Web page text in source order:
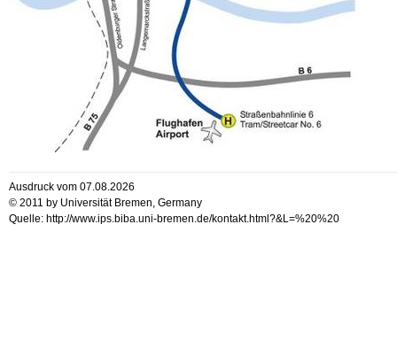
Ausdruck vom 07.08.2026
© 2011 by Universität Bremen, Germany
Quelle: http://www.ips.biba.uni-bremen.de/kontakt.html?&L=%20%20